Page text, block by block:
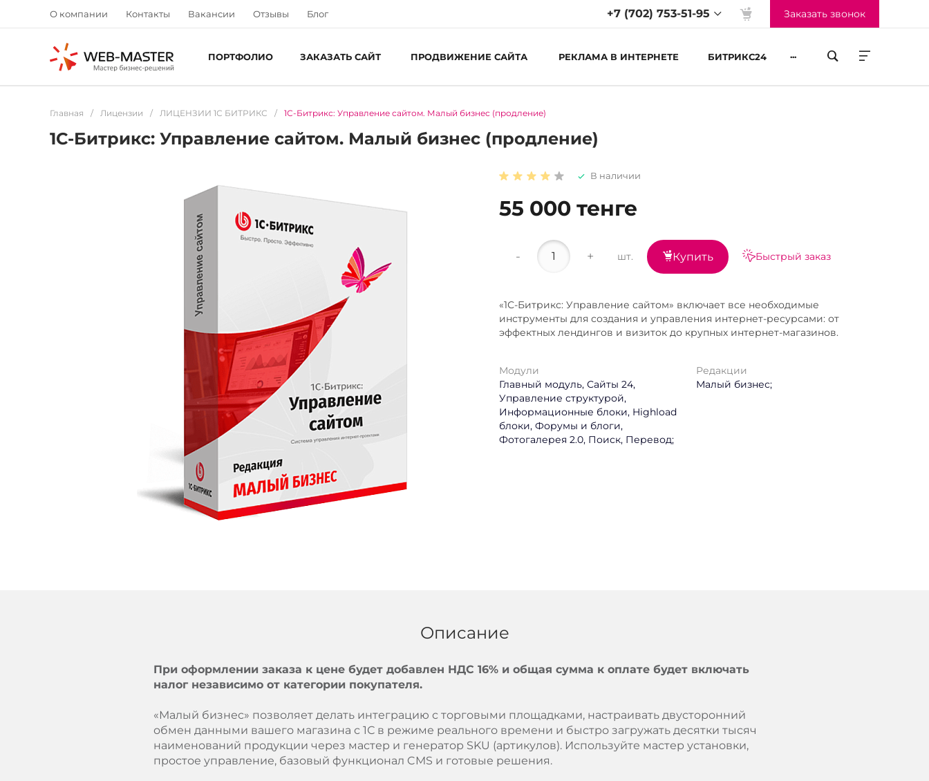
О компании Контакты Вакансии Отзывы Блог +7 (702) 753-51-95 Заказать звонок
ПОРТФОЛИО ЗАКАЗАТЬ САЙТ ПРОДВИЖЕНИЕ САЙТА РЕКЛАМА В ИНТЕРНЕТЕ БИТРИКС24 ...
Главная / Лицензии / ЛИЦЕНЗИИ 1С БИТРИКС / 1С-Битрикс: Управление сайтом. Малый бизнес (продление)
1С-Битрикс: Управление сайтом. Малый бизнес (продление)
В наличии
55 000 тенге
- + шт. Купить Быстрый заказ
«1С-Битрикс: Управление сайтом» включает все необходимые
инструменты для создания и управления интернет-ресурсами: от
эффектных лендингов и визиток до крупных интернет-магазинов.
Модули
Главный модуль, Сайты 24,
Управление структурой,
Информационные блоки, Highload
блоки, Форумы и блоги,
Фотогалерея 2.0, Поиск, Перевод;
Редакции
Малый бизнес;
Описание
При оформлении заказа к цене будет добавлен НДС 16% и общая сумма к оплате будет включать
налог независимо от категории покупателя.
«Малый бизнес» позволяет делать интеграцию с торговыми площадками, настраивать двусторонний
обмен данными вашего магазина с 1С в режиме реального времени и быстро загружать десятки тысяч
наименований продукции через мастер и генератор SKU (артикулов). Используйте мастер установки,
простое управление, базовый функционал CMS и готовые решения.